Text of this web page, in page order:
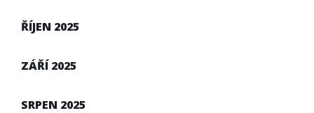
ŘÍJEN 2025
ZÁŘÍ 2025
SRPEN 2025